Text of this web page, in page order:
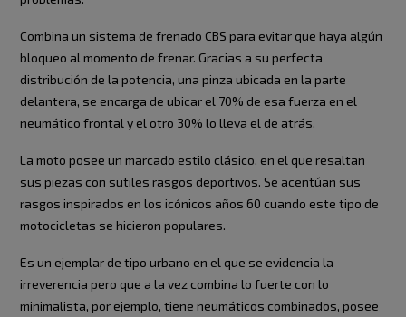
Combina un sistema de frenado CBS para evitar que haya algún
bloqueo al momento de frenar. Gracias a su perfecta
distribución de la potencia, una pinza ubicada en la parte
delantera, se encarga de ubicar el 70% de esa fuerza en el
neumático frontal y el otro 30% lo lleva el de atrás.
La moto posee un marcado estilo clásico, en el que resaltan
sus piezas con sutiles rasgos deportivos. Se acentúan sus
rasgos inspirados en los icónicos años 60 cuando este tipo de
motocicletas se hicieron populares.
Es un ejemplar de tipo urbano en el que se evidencia la
irreverencia pero que a la vez combina lo fuerte con lo
minimalista, por ejemplo, tiene neumáticos combinados, posee